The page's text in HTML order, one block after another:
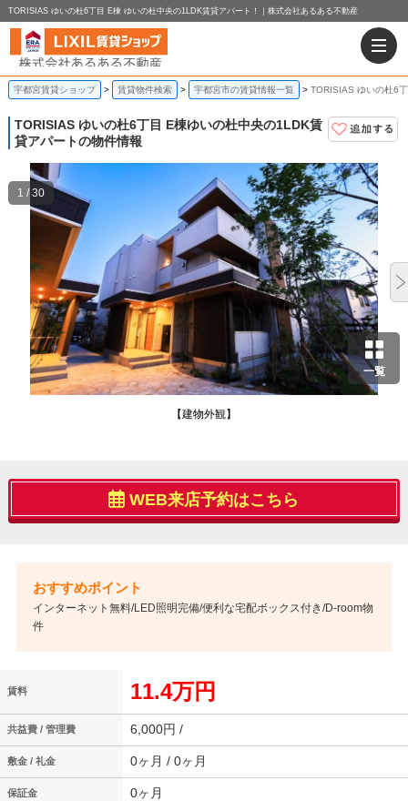
TORISIAS ゆいの杜6丁目 E棟 ゆいの杜中央の1LDK賃貸アパート！｜株式会社あるある不動産
宇都宮賃貸ショップ 賃貸物件検索 宇都宮市の賃貸情報一覧 TORISIAS ゆいの杜6
TORISIAS ゆいの杜6丁目 E棟ゆいの杜中央の1LDK賃
貸アパートの物件情報
一覧
【建物外観】
1 / 30
WEB来店予約はこちら
インターネット無料/LED照明完備/便利な宅配ボックス付き/D-room物
件
賃料 11.4万円
共益費 / 管理費 6,000円 /
敷金 / 礼金 0ヶ月 / 0ヶ月
保証金 0ヶ月